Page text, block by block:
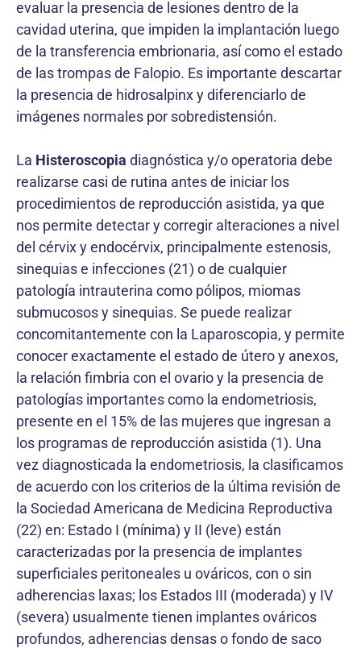
evaluar la presencia de lesiones dentro de la
cavidad uterina, que impiden la implantación luego
de la transferencia embrionaria, así como el estado
de las trompas de Falopio. Es importante descartar
la presencia de hidrosalpinx y diferenciarlo de
imágenes normales por sobredistensión.
La Histeroscopia diagnóstica y/o operatoria debe
realizarse casi de rutina antes de iniciar los
procedimientos de reproducción asistida, ya que
nos permite detectar y corregir alteraciones a nivel
del cérvix y endocérvix, principalmente estenosis,
sinequias e infecciones (21) o de cualquier
patología intrauterina como pólipos, miomas
submucosos y sinequias. Se puede realizar
concomitantemente con la Laparoscopia, y permite
conocer exactamente el estado de útero y anexos,
la relación fimbria con el ovario y la presencia de
patologías importantes como la endometriosis,
presente en el 15% de las mujeres que ingresan a
los programas de reproducción asistida (1). Una
vez diagnosticada la endometriosis, la clasificamos
de acuerdo con los criterios de la última revisión de
la Sociedad Americana de Medicina Reproductiva
(22) en: Estado I (mínima) y II (leve) están
caracterizadas por la presencia de implantes
superficiales peritoneales u ováricos, con o sin
adherencias laxas; los Estados III (moderada) y IV
(severa) usualmente tienen implantes ováricos
profundos, adherencias densas o fondo de saco